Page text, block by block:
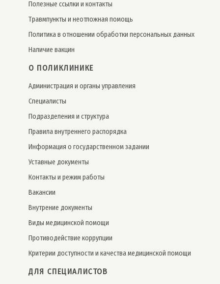
Полезные ссылки и контакты
Травмпункты и неотложная помощь
Политика в отношении обработки персональных данных
Наличие вакцин
О ПОЛИКЛИНИКЕ
Администрация и органы управления
Специалисты
Подразделения и структура
Правила внутреннего распорядка
Информация о государственном задании
Уставные документы
Контакты и режим работы
Вакансии
Внутрение документы
Виды медицинской помощи
Противодействие коррупции
Критерии доступности и качества медицинской помощи
ДЛЯ СПЕЦИАЛИСТОВ